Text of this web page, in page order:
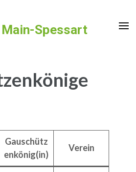
Spessart
Gauschütz
enkönig(in)
Verein